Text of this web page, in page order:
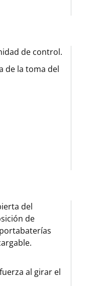
de control.
de la toma del
del
de
al girar el